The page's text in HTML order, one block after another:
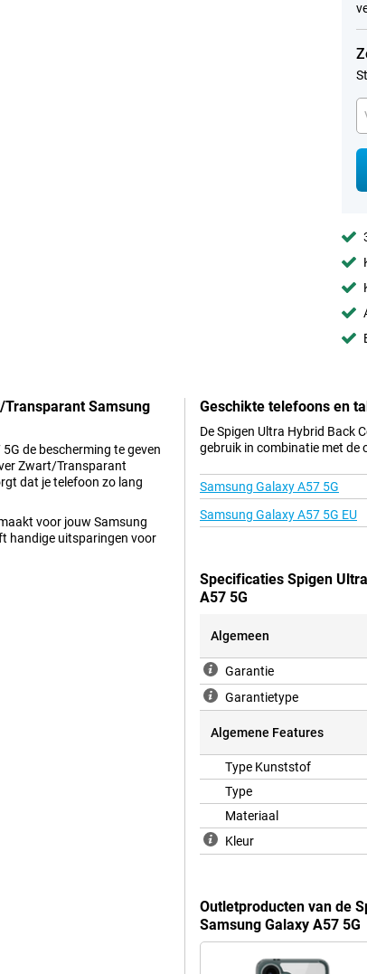
Samsung
de bescherming te geven
Zwart/Transparant
dat je telefoon zo lang
voor jouw Samsung
handige uitsparingen voor
voor je toestel. Hier
Zoek je een
Geschikte telefoons en
De Spigen Ultra Hybrid Back
gebruik in combinatie met de
Samsung Galaxy A57 5G
Samsung Galaxy A57 5G EU
Specificaties Spigen
A57 5G
Algemeen
Garantie
Garantietype
Algemene Features
Type Kunststof
Type
Materiaal
Kleur
Outletproducten van de
Samsung Galaxy A57 5G